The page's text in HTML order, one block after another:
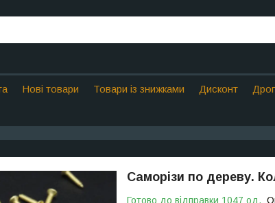
Нові товари Товари із знижками Дисконт
Саморізи по дереву.
Готово до відправки 1047 од.